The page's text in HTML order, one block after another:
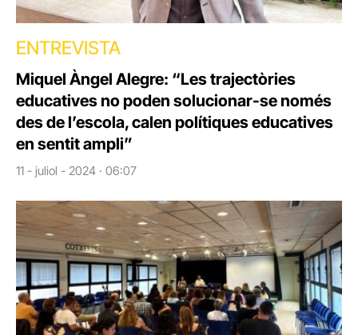
ENTREVISTA
Miquel Àngel Alegre: “Les trajectòries
educatives no poden solucionar-se només
des de l’escola, calen polítiques educatives
en sentit ampli”
11 - juliol - 2024 · 06:07